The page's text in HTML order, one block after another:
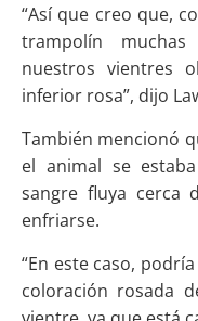
“Así que creo que,
trampolín
nuestros vientres
inferior rosa”, dijo
También mencionó
el animal se
sangre fluya cerca
enfriarse.
“En este caso,
coloración rosada